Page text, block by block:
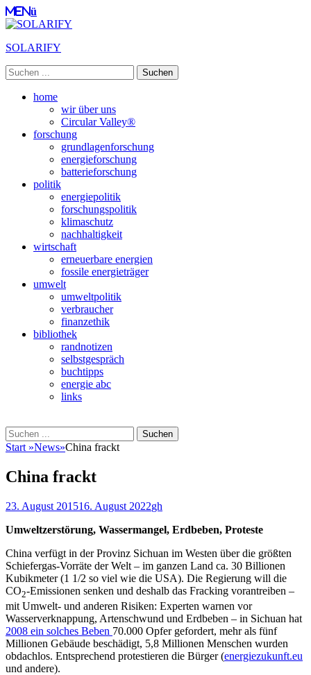
Menü
SOLARIFY
Suchen
nach:
Primäres
Zum
home
wir über uns
Circular Valley®
forschung
grundlagenforschung
energieforschung
batterieforschung
politik
energiepolitik
forschungspolitik
klimaschutz
nachhaltigkeit
wirtschaft
erneuerbare energien
fossile energieträger
umwelt
umweltpolitik
verbraucher
finanzethik
bibliothek
randnotizen
selbstgespräch
buchtipps
energie abc
links
Suchen
Suchen
nach:
Start »News»China frackt
China frackt
Veröffentlicht
23. August 201516. August 2022Autor
gh
Umweltzerstörung, Wassermangel, Erdbeben, Proteste
China verfügt in der Provinz Sichuan im Westen über die größten
Schiefergas-Vorräte der Welt – im ganzen Land ca. 30 Billionen
Kubikmeter (1 1/2 so viel wie die USA). Die Regierung will die
CO2-Emissionen senken und deshalb das Fracking vorantreiben –
mit Umwelt- und anderen Risiken: Experten warnen vor
Wasserverknappung, Artenschwund und Erdbeben – in Sichuan hat
2008 ein solches Beben 70.000 Opfer gefordert, mehr als fünf
Millionen Gebäude beschädigt, 5,8 Millionen Menschen wurden
obdachlos. Entsprechend protestieren die Bürger (energiezukunft.eu
und andere).